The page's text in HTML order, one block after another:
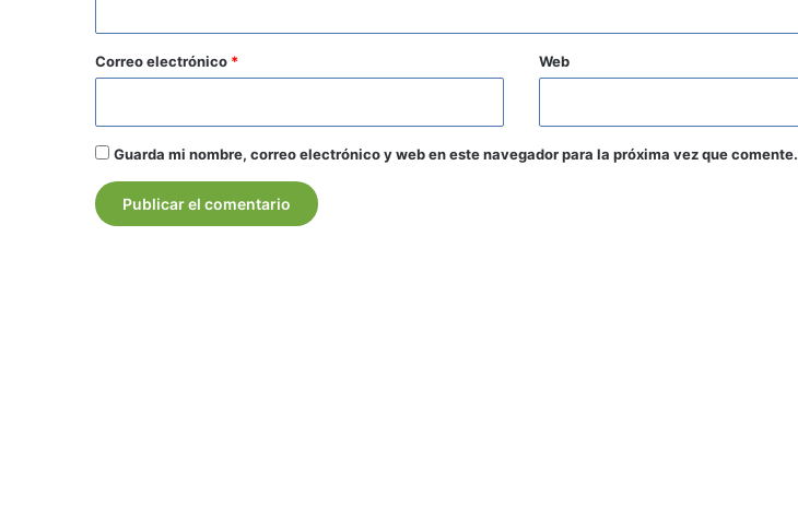
o
*
Correo electrónico * Web
Guarda mi nombre, correo electrónico y web en este navegador para la próxima vez que comente.